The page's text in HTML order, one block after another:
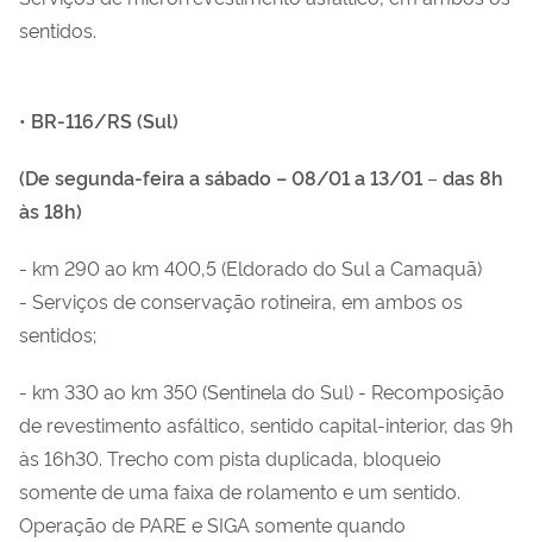
sentidos.
• BR-116/RS (Sul)
(De segunda-feira a sábado –08/01 a 13/01 – das 8h
às 18h)
- km 290 ao km 400,5 (Eldorado do Sul a Camaquã)
- Serviços de conservação rotineira, em ambos os
sentidos;
- km 330 ao km 350 (Sentinela do Sul) - Recomposição
de revestimento asfáltico, sentido capital-interior, das 9h
às 16h30. Trecho com pista duplicada, bloqueio
somente de uma faixa de rolamento e um sentido.
Operação de PARE e SIGA somente quando